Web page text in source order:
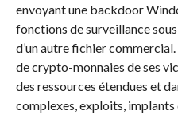
envoyant une backdoor
fonctions de surveillance
d’un autre fichier
de crypto-monnaies de ses
des ressources étendues et
complexes, exploits,